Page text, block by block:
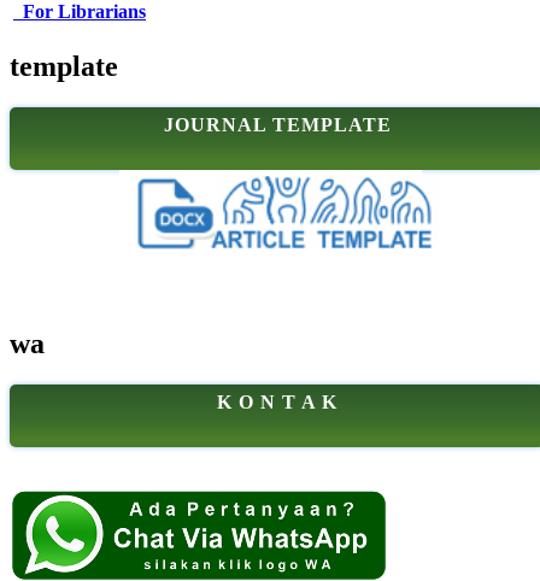
For Librarians
template
JOURNAL TEMPLATE
wa
K O N T A K